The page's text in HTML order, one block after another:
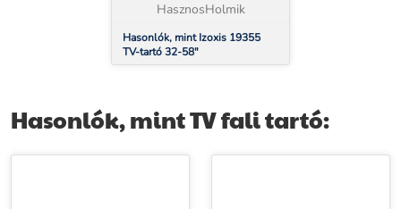
HasznosHolmik
Hasonlók, mint Izoxis 19355
TV-tartó 32-58"
Hasonlók, mint TV fali tartó: